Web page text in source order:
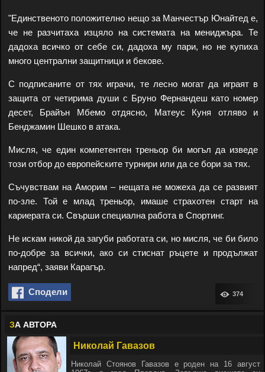
"Единственото положително нещо за Манчестър Юнайтед е,
че не разчитаха изцяло на системата на мениджъра. Те
дадоха всичко от себе си, дадоха му пари, но не купиха
много централни защитници и бекове.
С подписаните от тях играчи, те лесно могат да играят в
защита от четирима души с Бруно Фернандеш като номер
десет, Брайън Мбемо отдясно, Матеус Куня отляво и
Бенджамин Шешко в атака.
Мисля, че един компетентен треньор би могъл да изведе
този отбор до европейските турнири или да се бори за тях.
Съчувствам на Аморим – нещата не можеха да се развият
по-зле. Той е млад треньор, имаше страхотен старт на
кариерата си. Свърши специална работа в Спортинг.
Не искам никой да загуби работата си, но мисля, че би било
по-добре за всички, ако си стиснат ръцете и продължат
напред“, заяви Карагър.
Сподели 374
ЗА АВТОРА
Николай Гавазов
Николай Стоянов Гавазов е роден на 16 август